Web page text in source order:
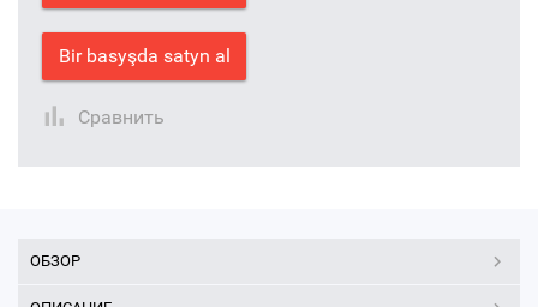
Bir basyşda satyn al
Сравнить
ОБЗОР